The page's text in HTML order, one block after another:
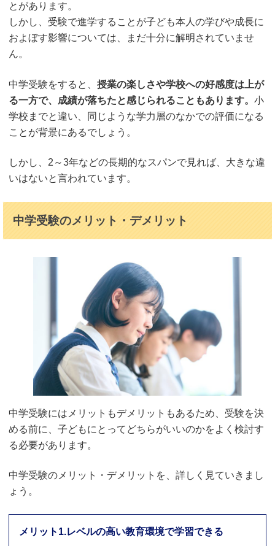
とがあります。
しかし、受験で進学することが子ども本人の学びや成長に
およぼす影響については、まだ十分に解明されていませ
ん。
中学受験をすると、授業の楽しさや学校への好感度は上が
る一方で、成績が落ちたと感じられることもあります。小
学校までと違い、同じような学力層のなかでの評価になる
ことが背景にあるでしょう。
しかし、2～3年などの長期的なスパンで見れば、大きな違
いはないと言われています。
中学受験のメリット・デメリット
中学受験にはメリットもデメリットもあるため、受験を決
める前に、子どもにとってどちらがいいのかをよく検討す
る必要があります。
中学受験のメリット・デメリットを、詳しく見ていきまし
ょう。
メリット1.レベルの高い教育環境で学習できる